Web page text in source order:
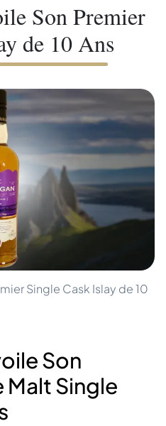
Son Premier
de 10 Ans
Single Cask Islay de 10
Son
Malt Single